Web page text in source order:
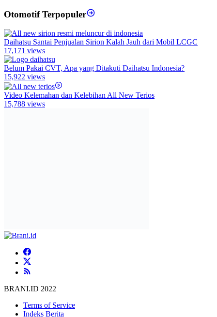
Otomotif Terpopuler
Daihatsu Santai Penjualan Sirion Kalah Jauh dari Mobil LCGC
17,171 views
Belum Pakai CVT, Apa yang Ditakuti Daihatsu Indonesia?
15,922 views
Video Kelemahan dan Kelebihan All New Terios
15,788 views
BRANI.ID 2022
Terms of Service
Indeks Berita